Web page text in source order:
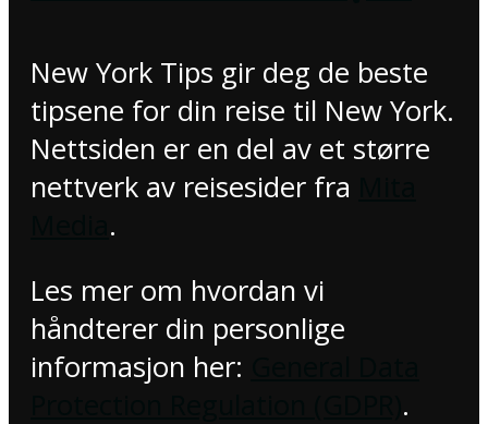
New York Tips gir deg de beste
tipsene for din reise til New York.
Nettsiden er en del av et større
nettverk av reisesider fra
.
Les mer om hvordan vi
håndterer din personlige
informasjon her:
.